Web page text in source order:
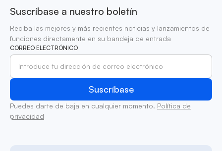
Suscríbase a nuestro boletín
Reciba las mejores y más recientes noticias y lanzamientos de
funciones directamente en su bandeja de entrada
CORREO ELECTRÓNICO
Puedes darte de baja en cualquier momento. Política de
privacidad